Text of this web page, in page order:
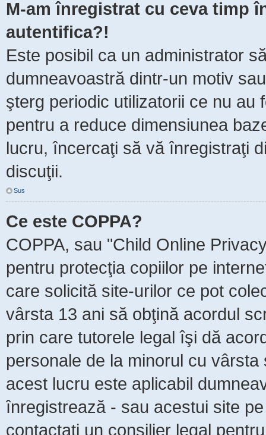
M-am înregistrat cu ceva timp
autentifica?!
Este posibil ca un administrator
dumneavoastră dintr-un motiv
şterg periodic utilizatorii ce nu au
pentru a reduce dimensiunea
lucru, încercaţi să vă înregistraţi
discuţii.
Sus
Ce este COPPA?
COPPA, sau "Child Online
pentru protecţia copiilor pe
care solicită site-urilor ce pot
vârsta 13 ani să obţină acordul
prin care tutorele legal îşi dă
personale de la minorul cu
acest lucru este aplicabil
înregistrează - sau acestui site
contactaţi un consilier legal